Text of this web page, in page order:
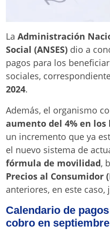
La Administración
Social (ANSES) dio a
pagos para los
sociales,
2024.
Además, el organismo
aumento del 4% en los
un incremento que ya
el nuevo sistema de
fórmula de movilidad,
Precios al Consumidor
anteriores, en este caso,
Calendario de
cobro en